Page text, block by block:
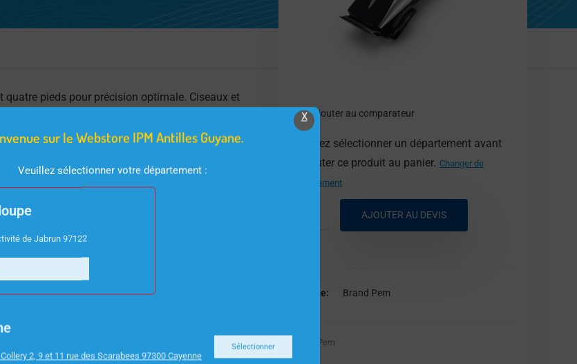
Ajouter au comparateur
Veuillez sélectionner un département avant
d'ajouter ce produit au panier. Changer de
département
AJOUTER AU DEVIS
Marque Brand Pem
Brand Pem
pieds pour précision optimale. Ciseaux et
X
sur le Webstore IPM Antilles Guyane.
Veuillez sélectionner votre département :
de Jabrun 97122
2, 9 et 11 rue des Scarabees 97300 Cayenne
Sélectionner